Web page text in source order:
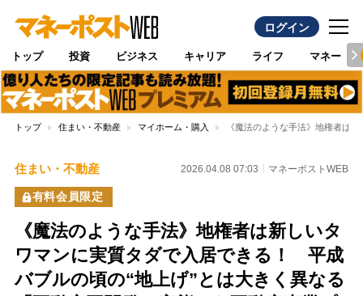
ログイン
トップ 投資 ビジネス キャリア ライフ マネー
トップ 住まい・不動産 マイホーム・購入 《魔法のような手法》地権者は
住まい・不動産 2026.04.08 07:03 マネーポストWEB
有料会員限定
《魔法のような手法》地権者は新しいタ
ワマンに実質タダで入居できる！ 平成
バブルの頃の“地上げ”とは大きく異なる